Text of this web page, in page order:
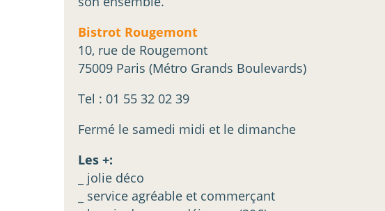
Bistrot Rougemont
10, rue de Rougemont
75009 Paris (Métro Grands Boulevards)
Tel : 01 55 32 02 39
Fermé le samedi midi et le dimanche
Les +:
_ jolie déco
_ service agréable et commerçant